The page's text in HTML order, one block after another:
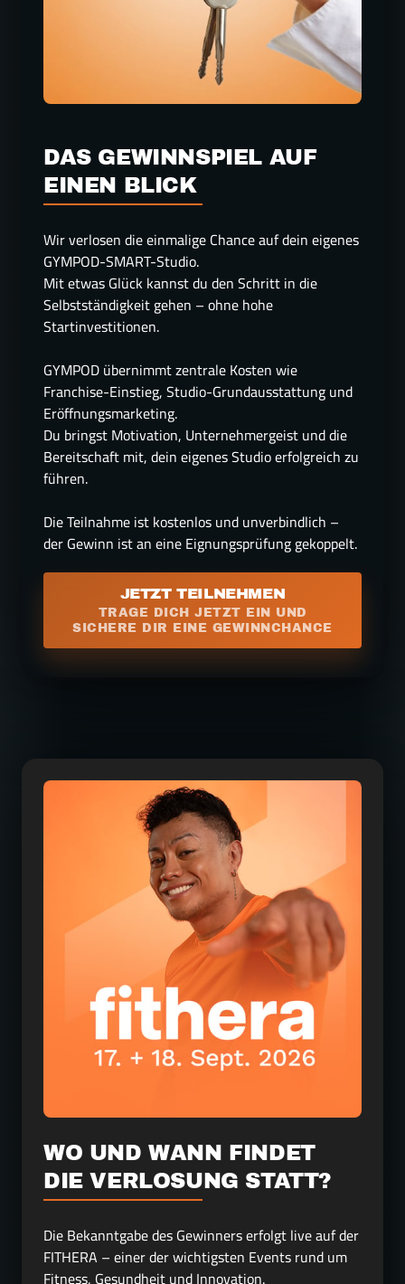
DAS GEWINNSPIEL AUF
EINEN BLICK
Wir verlosen die einmalige Chance auf dein eigenes
GYMPOD-SMART-Studio.
Mit etwas Glück kannst du den Schritt in die
Selbstständigkeit gehen – ohne hohe
Startinvestitionen.
GYMPOD übernimmt zentrale Kosten wie
Franchise-Einstieg, Studio-Grundausstattung und
Eröffnungsmarketing.
Du bringst Motivation, Unternehmergeist und die
Bereitschaft mit, dein eigenes Studio erfolgreich zu
führen.
Die Teilnahme ist kostenlos und unverbindlich –
der Gewinn ist an eine Eignungsprüfung gekoppelt.
JETZT TEILNEHMEN
TRAGE DICH JETZT EIN UND
SICHERE DIR EINE GEWINNCHANCE
WO UND WANN FINDET
DIE VERLOSUNG STATT?
Die Bekanntgabe des Gewinners erfolgt live auf der
FITHERA – einer der wichtigsten Events rund um
Fitness, Gesundheit und Innovation.